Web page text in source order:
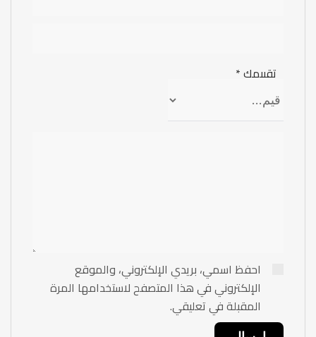
احفظ اسمي، بريدي الإلكتروني، والموقع
الإلكتروني في هذا المتصفح لاستخدامها المرة
المقبلة في تعليقي.
تقييمك*